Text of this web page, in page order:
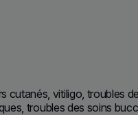
cutanés, vitiligo, troubles
troubles des soins